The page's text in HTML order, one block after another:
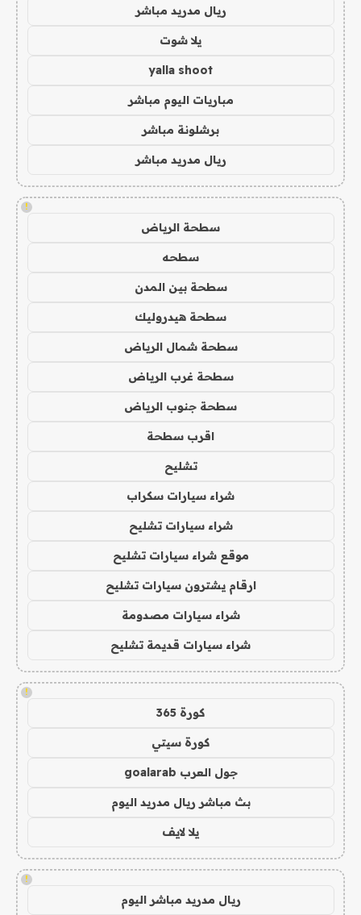
ريال مدريد مباشر
يلا شوت
yalla shoot
مباريات اليوم مباشر
برشلونة مباشر
ريال مدريد مباشر
!
سطحة الرياض
سطحه
سطحة بين المدن
سطحة هيدروليك
سطحة شمال الرياض
سطحة غرب الرياض
سطحة جنوب الرياض
اقرب سطحة
تشليح
شراء سيارات سكراب
شراء سيارات تشليح
موقع شراء سيارات تشليح
ارقام يشترون سيارات تشليح
شراء سيارات مصدومة
شراء سيارات قديمة تشليح
!
كورة 365
كورة سيتي
جول العرب goalarab
بث مباشر ريال مدريد اليوم
يلا لايف
!
ريال مدريد مباشر اليوم